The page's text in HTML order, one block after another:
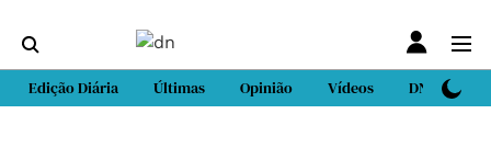
Edição Diária Últimas Opinião Vídeos DN Sport